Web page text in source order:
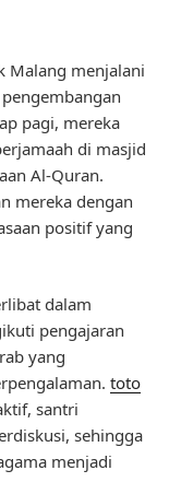
Malang menjalani
pagi, mereka
di masjid
Al-Quran.
mereka dengan
positif yang
dalam
pengajaran
yang
toto
santri
sehingga
menjadi